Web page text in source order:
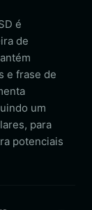
é
de
e frase de
um
para
potenciais